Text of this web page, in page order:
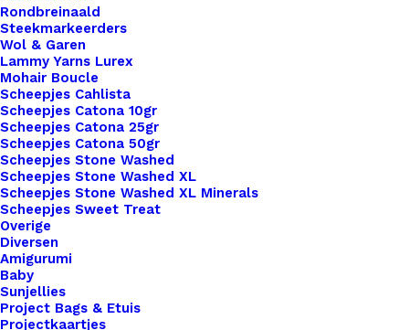
Rondbreinaald
Steekmarkeerders
Wol & Garen
Lammy Yarns Lurex
Mohair Boucle
Scheepjes Cahlista
Scheepjes Catona 10gr
Scheepjes Catona 25gr
Scheepjes Catona 50gr
Scheepjes Stone Washed
Scheepjes Stone Washed XL
Scheepjes Stone Washed XL Minerals
Scheepjes Sweet Treat
Overige
Diversen
Amigurumi
Baby
Sunjellies
Project Bags & Etuis
Projectkaartjes
leer te dun is om stevig van een drukknoop te
voorzien.
Met de schroefbevestiging garanderen we een
duurzame en stevige montage, zonder dat het
materiaal beschadigd raakt. Heb je hier vragen
over? Neem gerust contact met ons op
Kleur*
Vorm*